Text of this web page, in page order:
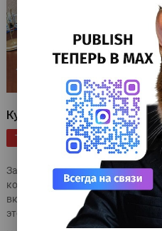
Куда приводят мечты о
ТЕГИ Аналитика|От
История развития|
За последние несколько
компаний объявили о начале
включая «ЛРТ», Printex и
это направление, и попробуем